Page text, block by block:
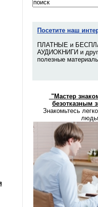
Посетите наш
ПЛАТНЫЕ и
АУДИОКНИГИ и
полезные
"Мастер
безотказным
Знакомьтесь